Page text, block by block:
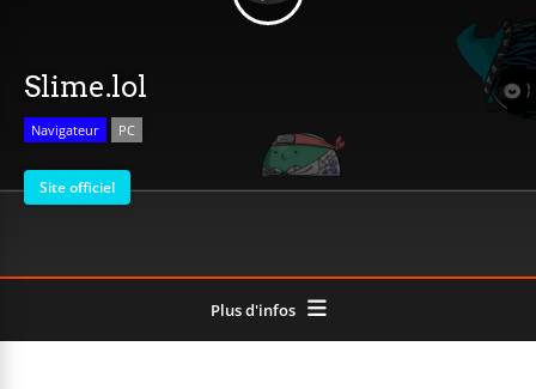
Slime.lol
Navigateur PC
Site officiel
Plus d'infos